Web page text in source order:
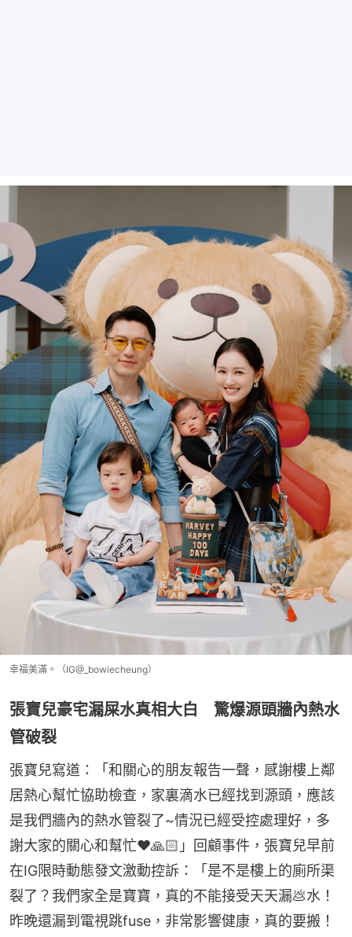
幸福美滿。（IG@_bowiecheung）
張寶兒豪宅漏屎水真相大白 驚爆源頭牆內熱水
管破裂
張寶兒寫道：「和關心的朋友報告一聲，感謝樓上鄰
居熱心幫忙協助檢查，家裏滴水已經找到源頭，應該
是我們牆內的熱水管裂了~情況已經受控處理好，多
謝大家的關心和幫忙❤️🙏🏻」回顧事件，張寶兒早前
在IG限時動態發文激動控訴：「是不是樓上的廁所渠
裂了？我們家全是寶寶，真的不能接受天天漏💩水！
昨晚還漏到電視跳fuse，非常影響健康，真的要搬！